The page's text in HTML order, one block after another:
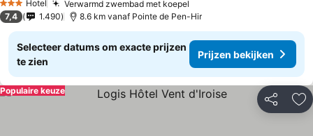
3 SterrenHotel Verwarmd zwembad met koepel
7,4 1.490 8.6 km vanaf Pointe de Pen-Hir
Selecteer datums om exacte prijzen
te zien
Prijzen bekijken
Delen
Populaire keuze